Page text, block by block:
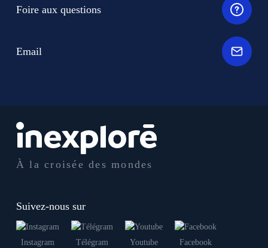
À la croisée des mondes
Suivez-nous sur
Instagram Télégram Youtube Facebook
Foire aux questions
Email